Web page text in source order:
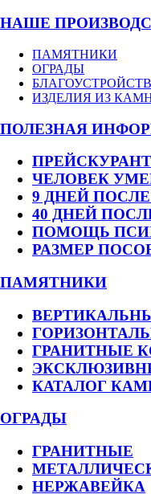
НАШЕ
ПАМЯТНИКИ
ОГРАДЫ
ИЗДЕЛИЯ ИЗ
ПОЛЕЗНАЯ
ЧЕЛОВЕК
9 ДНЕЙ
40 ДНЕЙ
ПОМОЩЬ
РАЗМЕР
ПАМЯТНИКИ
ГРАНИТНЫЕ
КАТАЛОГ
ОГРАДЫ
ГРАНИТНЫЕ
НЕРЖАВЕЙКА